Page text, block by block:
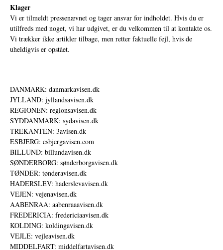
Klager
Vi er tilmeldt pressenævnet og tager ansvar for indholdet. Hvis du er
utilfreds med noget, vi har udgivet, er du velkommen til at kontakte os.
Vi trækker ikke artikler tilbage, men retter faktuelle fejl, hvis de
uheldigvis er opstået.
DANMARK: danmarkavisen.dk
JYLLAND: jyllandsavisen.dk
REGIONEN: regionsavisen.dk
SYDDANMARK: sydavisen.dk
TREKANTEN: 3avisen.dk
ESBJERG: esbjergavisen.com
BILLUND: billundavisen.dk
SØNDERBORG: sønderborgavisen.dk
TØNDER: tønderavisen.dk
HADERSLEV: haderslevavisen.dk
VEJEN: vejenavisen.dk
AABENRAA: aabenraaavisen.dk
FREDERICIA: fredericiaavisen.dk
KOLDING: koldingavisen.dk
VEJLE: vejleavisen.dk
MIDDELFART: middelfartavisen.dk